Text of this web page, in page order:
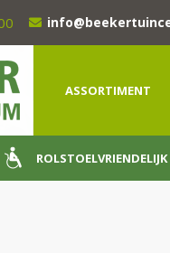
ASSORTIMENT
ROLSTOELVRIENDELIJK